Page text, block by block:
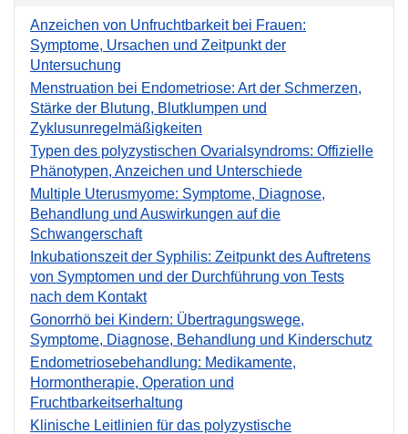
Anzeichen von Unfruchtbarkeit bei Frauen:
Symptome, Ursachen und Zeitpunkt der
Untersuchung
Menstruation bei Endometriose: Art der Schmerzen,
Stärke der Blutung, Blutklumpen und
Zyklusunregelmäßigkeiten
Typen des polyzystischen Ovarialsyndroms: Offizielle
Phänotypen, Anzeichen und Unterschiede
Multiple Uterusmyome: Symptome, Diagnose,
Behandlung und Auswirkungen auf die
Schwangerschaft
Inkubationszeit der Syphilis: Zeitpunkt des Auftretens
von Symptomen und der Durchführung von Tests
nach dem Kontakt
Gonorrhö bei Kindern: Übertragungswege,
Symptome, Diagnose, Behandlung und Kinderschutz
Endometriosebehandlung: Medikamente,
Hormontherapie, Operation und
Fruchtbarkeitserhaltung
Klinische Leitlinien für das polyzystische